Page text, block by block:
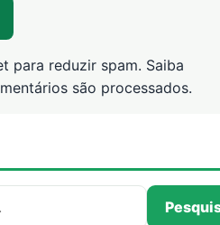
para reduzir spam. Saiba
são processados.